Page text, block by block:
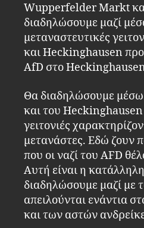
Wupperfelder Markt
διαδηλώσουμε μαζί
μεταναστευτικές
και Heckinghausen
AfD στο
Θα διαδηλώσουμε
και του Heckinghausen
γειτονιές
μετανάστες. Εδώ ζουν
που οι ναζί του AFD
Αυτή είναι η
διαδηλώσουμε μαζί με
απειλούνται ενάντια
και των αστών